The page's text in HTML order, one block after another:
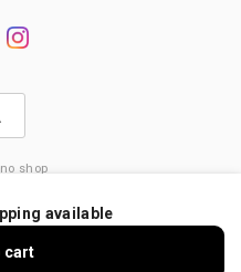
shop
available
cart